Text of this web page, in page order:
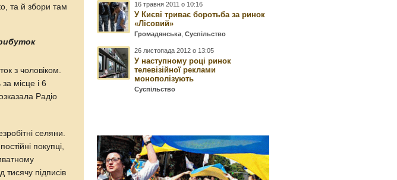
та й збори там
з чоловіком.
місце і 6
Радіо
селяни.
покупці,
тисячу підписів
16 травня 2011 о 10:16
У Києві триває боротьба за ринок
«Лісовий»
Громадянська ,Суспільство
26 листопада 2012 о 13:05
У наступному році ринок
телевізійної реклами
монополізують
Суспільство